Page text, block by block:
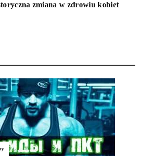
zmiana w zdrowiu kobiet